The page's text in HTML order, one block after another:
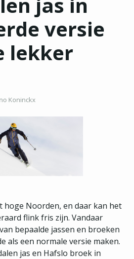
versie
lekker
Koninckx
hoge Noorden, en daar kan het
flink fris zijn. Vandaar
bepaalde jassen en broeken
als een normale versie maken.
jas en Hafslo broek in